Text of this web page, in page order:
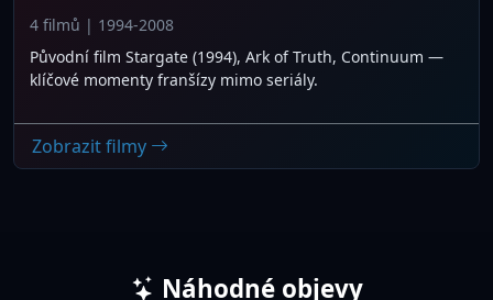
4 filmů | 1994-2008
Původní film Stargate (1994), Ark of Truth, Continuum —
klíčové momenty franšízy mimo seriály.
Zobrazit filmy
Náhodné objevy